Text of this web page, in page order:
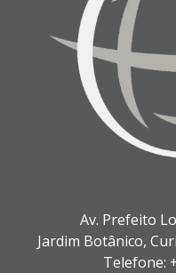
Av. Prefeito
Jardim Botânico,
Telefone: